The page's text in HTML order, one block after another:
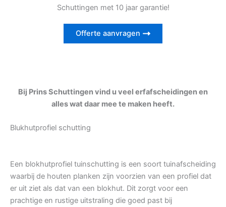
Schuttingen met 10 jaar garantie!
Offerte aanvragen
Bij Prins Schuttingen vind u veel erfafscheidingen en
alles wat daar mee te maken heeft.
Blukhutprofiel schutting
Een blokhutprofiel tuinschutting is een soort tuinafscheiding
waarbij de houten planken zijn voorzien van een profiel dat
er uit ziet als dat van een blokhut. Dit zorgt voor een
prachtige en rustige uitstraling die goed past bij